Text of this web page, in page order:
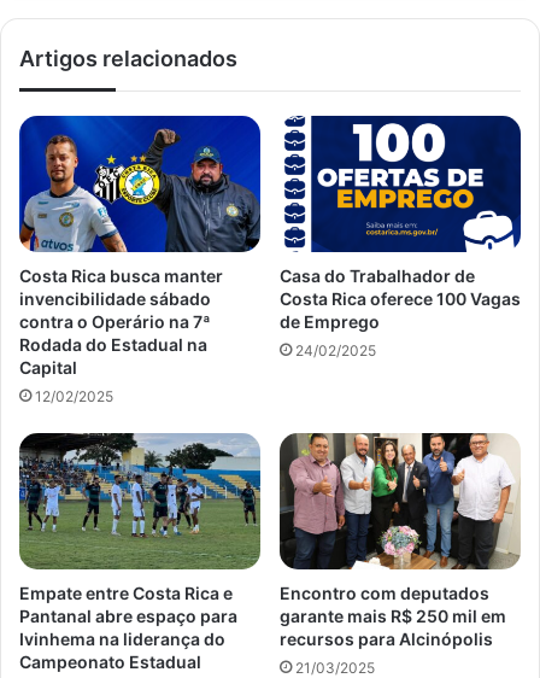
Artigos relacionados
Costa Rica busca manter
invencibilidade sábado
contra o Operário na 7ª
Rodada do Estadual na
Capital
12/02/2025
Casa do Trabalhador de
Costa Rica oferece 100 Vagas
de Emprego
24/02/2025
Empate entre Costa Rica e
Pantanal abre espaço para
Ivinhema na liderança do
Campeonato Estadual
Encontro com deputados
garante mais R$ 250 mil em
recursos para Alcinópolis
21/03/2025